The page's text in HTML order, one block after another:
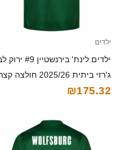
ילדים
ילדים לינת' בירנשטיין #9
ג'רזי ביתית 2025/26 חולצה קצרה
₪175.32